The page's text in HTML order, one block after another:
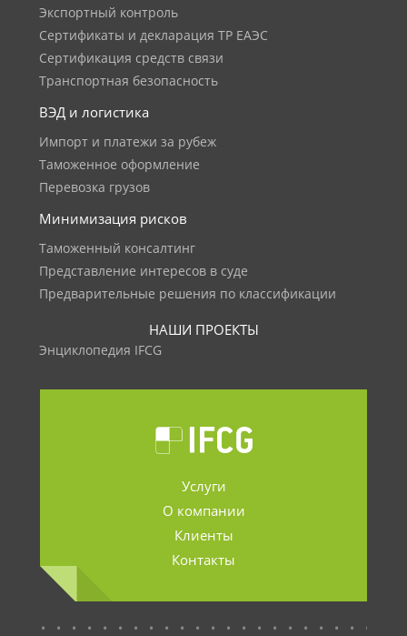
Экспортный контроль
Сертификаты и декларация ТР ЕАЭС
Сертификация средств связи
Транспортная безопасность
ВЭД и логистика
Импорт и платежи за рубеж
Таможенное оформление
Перевозка грузов
Минимизация рисков
Таможенный консалтинг
Представление интересов в суде
Предварительные решения по классификации
НАШИ ПРОЕКТЫ
Энциклопедия IFCG
Услуги
О компании
Клиенты
Контакты